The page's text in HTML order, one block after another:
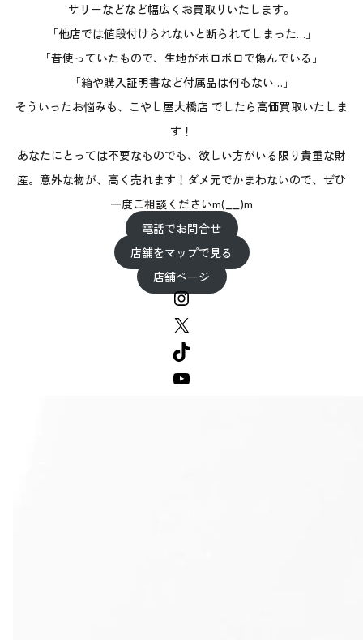
サリーなどなど幅広くお買取りいたします。
「他店では値段付けられないと断られてしまった…」
「昔使っていたもので、生地がボロボロで傷んでいる」
「箱や購入証明書など付属品は何もない…」
そういったお悩みも、こやし屋大橋店 でしたら高価買取いたしま
す！
あなたにとっては不要なものでも、欲しい方がいる限り貴重な財
産。意外な物が、高く売れます！ダメ元でかまわないので、ぜひ
一度ご相談くださいm(__)m
電話でお問合せ
店舗をマップで見る
店舗ページ